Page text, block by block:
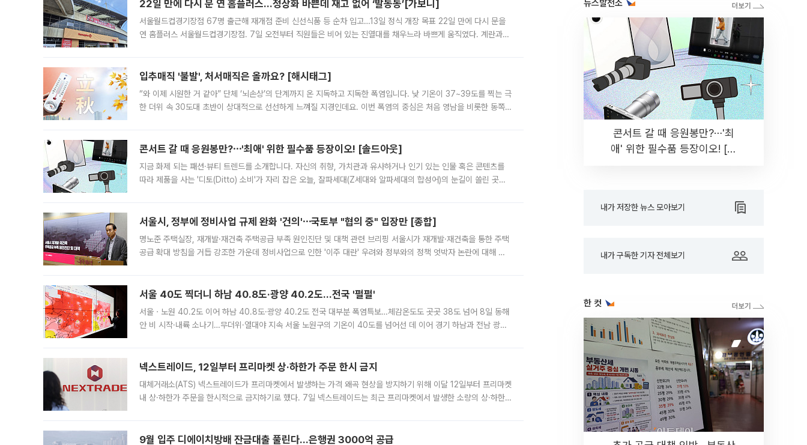
22일 만에 다시 문 연 홈플러스…정상화 바쁜데 재고 없어 ‘발동동’[가보니]
서울월드컵경기장점 67명 출근해 재개점 준비 신선식품 등 순차 입고…13일 정식 개장 목표 22일 만에 다시 문을
연 홈플러스 서울월드컵경기장점. 7일 오전부터 직원들은 비어 있는 진열대를 채우느라 바쁘게 움직였다. 계란과
입추매직 '불발', 처서매직은 올까요? [해시태그]
“와 이제 시원한 거 같아” 단체 ‘뇌손상’의 단계까지 온 지독하고 지독한 폭염입니다. 낮 기온이 37~39도를 찍는 극
한 더위 속 30도대 초반이 상대적으로 선선하게 느껴질 지경인데요. 이번 폭염의 중심은 처음 영남을 비롯한 동쪽
콘서트 갈 때 응원봉만?⋯'최애' 위한 필수품 등장이오! [솔드아웃]
지금 화제 되는 패션·뷰티 트렌드를 소개합니다. 자신의 취향, 가치관과 유사하거나 인기 있는 인물 혹은 콘텐츠를
따라 제품을 사는 '디토(Ditto) 소비'가 자리 잡은 오늘, 잘파세대(Z세대와 알파세대의 합성어)의 눈길이 쏠린 곳은
서울시, 정부에 정비사업 규제 완화 '건의'⋯국토부 "협의 중" 입장만 [종합]
명노준 주택실장, 재개발·재건축 주택공급 부족 원인진단 및 대책 관련 브리핑 서울시가 재개발·재건축을 통한 주택
공급 확대 방침을 거듭 강조한 가운데 정비사업으로 인한 '이주 대란' 우려와 정부와의 정책 엇박자 논란에 대해 정
서울 40도 찍더니 하남 40.8도·광양 40.2도…전국 '펄펄'
서울ㆍ노원 40.2도 이어 하남 40.8도·광양 40.2도 전국 대부분 폭염특보…체감온도도 곳곳 38도 넘어 8일 동해
안 비 시작·내륙 소나기…무더위·열대야 지속 서울 노원구의 기온이 40도를 넘어선 데 이어 경기 하남과 전남 광양
넥스트레이드, 12일부터 프리마켓 상·하한가 주문 한시 금지
대체거래소(ATS) 넥스트레이드가 프리마켓에서 발생하는 가격 왜곡 현상을 방지하기 위해 이달 12일부터 프리마켓
내 상·하한가 주문을 한시적으로 금지하기로 했다. 7일 넥스트레이드는 최근 프리마켓에서 발생한 소량의 상·하한
9월 입주 디에이치방배 잔금대출 풀린다…은행권 3000억 공급
뉴스발전소
콘서트 갈 때 응원봉만?⋯'최
애' 위한 필수품 등장이오! [솔
내가 저장한 뉴스 모아보기
내가 구독한 기자 전체보기
한 컷